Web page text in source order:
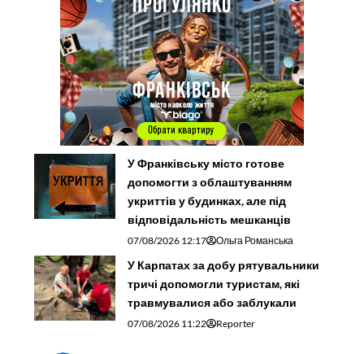
У Франківську місто готове
допомогти з облаштуванням
укриттів у будинках, але під
відповідальність мешканців
07/08/2026 12:17 Ольга Романська
У Карпатах за добу рятувальники
тричі допомогли туристам, які
травмувалися або заблукали
07/08/2026 11:22 Reporter